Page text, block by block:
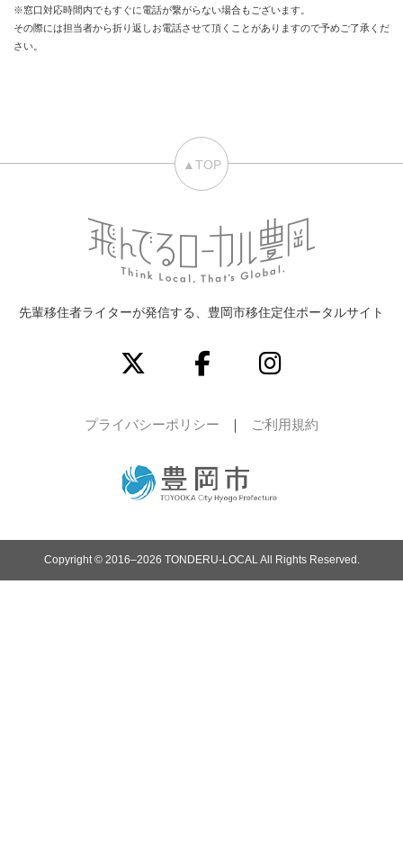
※窓口対応時間内でもすぐに電話が繋がらない場合もございます。
その際には担当者から折り返しお電話させて頂くことがありますので予めご了承くだ
さい。
先輩移住者ライターが発信する、豊岡市移住定住ポータルサイト
プライバシーポリシー ご利用規約
Copyright © 2016–2026 TONDERU-LOCAL All Rights Reserved.
▲TOP